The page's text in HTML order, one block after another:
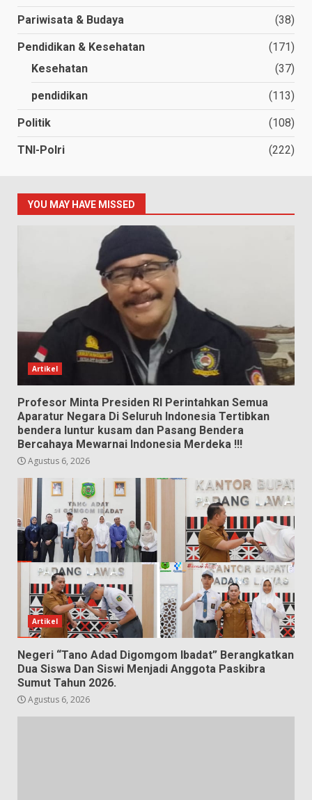
Pariwisata & Budaya (38)
Pendidikan & Kesehatan
(171)
Kesehatan
(37)
pendidikan (113)
Politik (108)
TNI-Polri (222)
YOU MAY HAVE MISSED
Artikel
Profesor Minta Presiden RI Perintahkan Semua
Aparatur Negara Di Seluruh Indonesia Tertibkan
bendera luntur kusam dan Pasang Bendera
Bercahaya Mewarnai Indonesia Merdeka !!!
Agustus 6, 2026
Artikel
Negeri “Tano Adad Digomgom Ibadat” Berangkatkan
Dua Siswa Dan Siswi Menjadi Anggota Paskibra
Sumut Tahun 2026.
Agustus 6, 2026